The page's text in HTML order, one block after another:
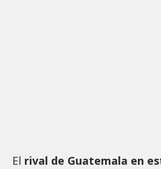
El rival de Guatemala en